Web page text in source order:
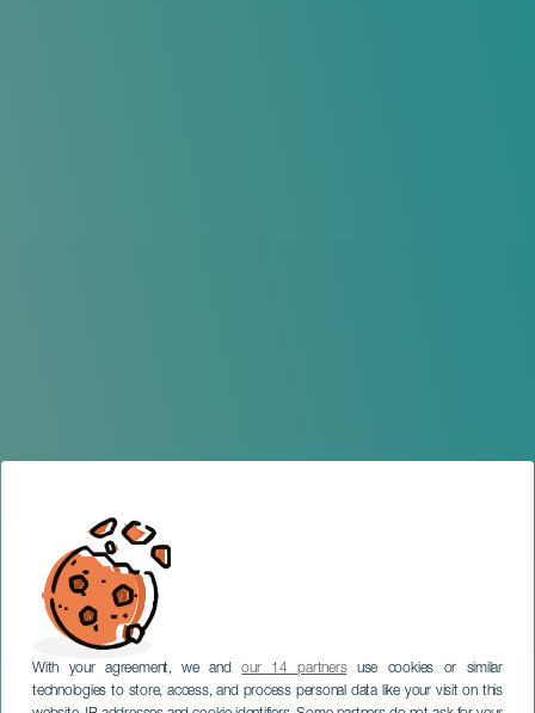
With your agreement, we andour 14 partnersuse cookies or similar
technologies to store, access, and process personal data like your visit on this
TENERIFE